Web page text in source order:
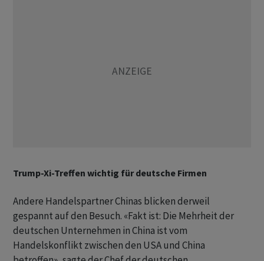
Trump-Xi-Treffen wichtig für deutsche Firmen
Andere Handelspartner Chinas blicken derweil
gespannt auf den Besuch. «Fakt ist: Die Mehrheit der
deutschen Unternehmen in China ist vom
Handelskonflikt zwischen den USA und China